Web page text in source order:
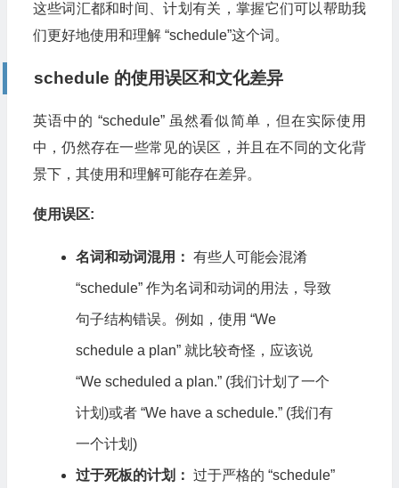
这些词汇都和时间、计划有关，掌握它们可以帮助我
们更好地使用和理解 “schedule”这个词。
schedule 的使用误区和文化差异
英语中的 “schedule” 虽然看似简单，但在实际使用
中，仍然存在一些常见的误区，并且在不同的文化背
景下，其使用和理解可能存在差异。
使用误区:
名词和动词混用： 有些人可能会混淆
“schedule” 作为名词和动词的用法，导致
句子结构错误。例如，使用 “We
schedule a plan” 就比较奇怪，应该说
“We scheduled a plan.” (我们计划了一个
计划)或者 “We have a schedule.” (我们有
一个计划)
过于死板的计划： 过于严格的 “schedule”